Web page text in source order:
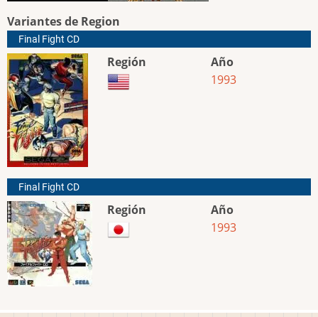
Variantes de Region
Final Fight CD
Región
Año
1993
Final Fight CD
Región
Año
1993